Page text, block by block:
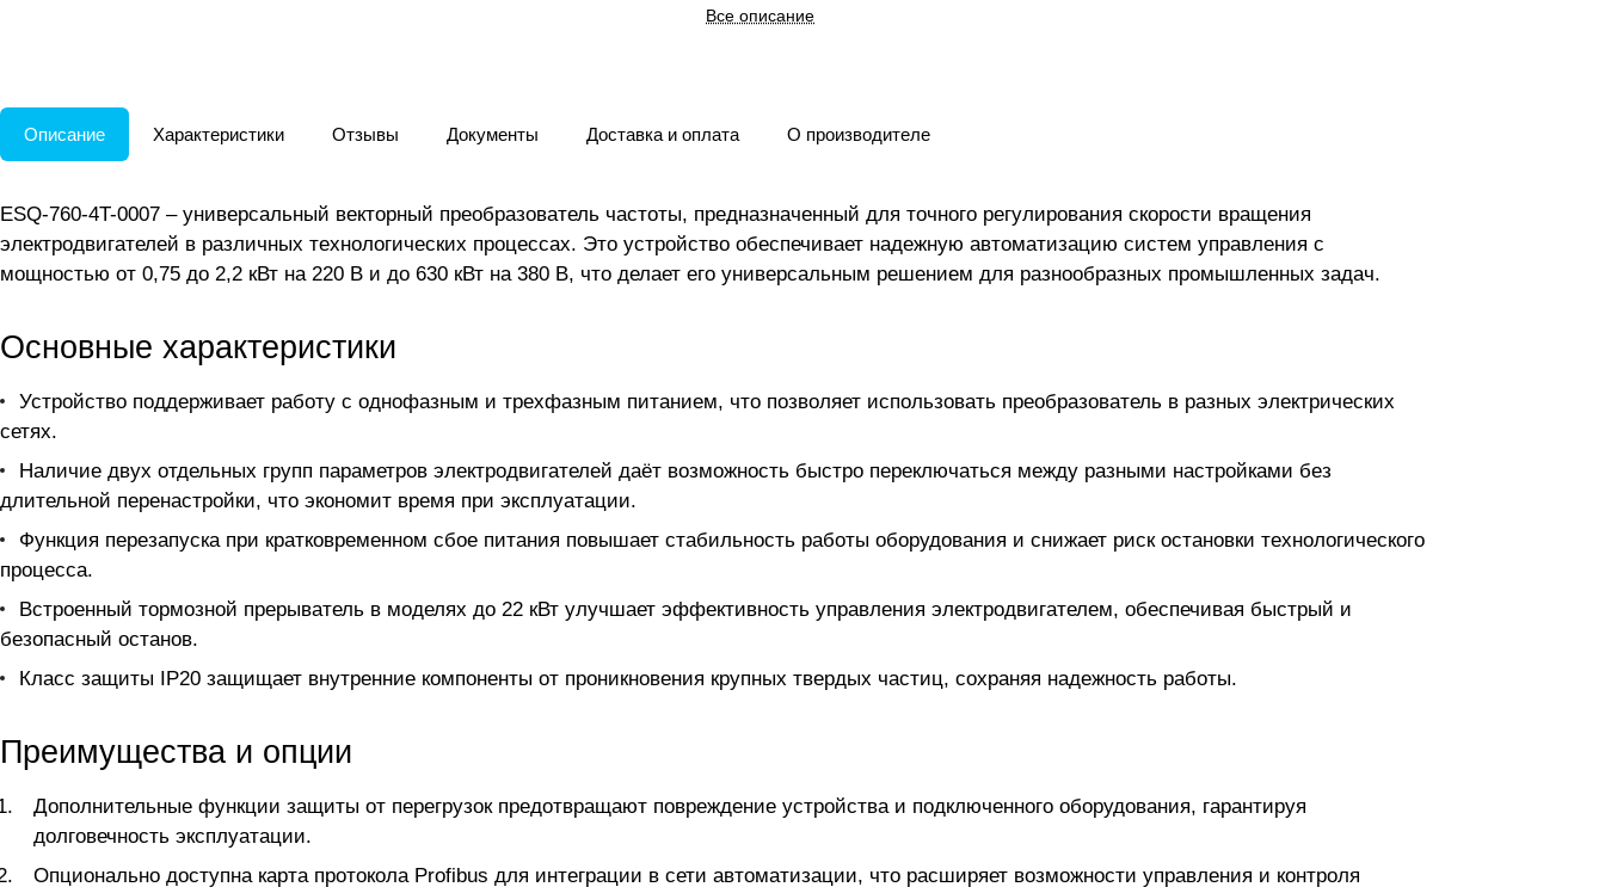
Все описание
Описание Характеристики Отзывы Документы Доставка и оплата О производителе
ESQ-760-4T-0007 – универсальный векторный преобразователь частоты, предназначенный для точного регулирования скорости вращения
электродвигателей в различных технологических процессах. Это устройство обеспечивает надежную автоматизацию систем управления с
мощностью от 0,75 до 2,2 кВт на 220 В и до 630 кВт на 380 В, что делает его универсальным решением для разнообразных промышленных задач.
Основные характеристики
Устройство поддерживает работу с однофазным и трехфазным питанием, что позволяет использовать преобразователь в разных электрических
сетях.
Наличие двух отдельных групп параметров электродвигателей даёт возможность быстро переключаться между разными настройками без
длительной перенастройки, что экономит время при эксплуатации.
Функция перезапуска при кратковременном сбое питания повышает стабильность работы оборудования и снижает риск остановки технологического
процесса.
Встроенный тормозной прерыватель в моделях до 22 кВт улучшает эффективность управления электродвигателем, обеспечивая быстрый и
безопасный останов.
Класс защиты IP20 защищает внутренние компоненты от проникновения крупных твердых частиц, сохраняя надежность работы.
Преимущества и опции
Дополнительные функции защиты от перегрузок предотвращают повреждение устройства и подключенного оборудования, гарантируя
долговечность эксплуатации.
Опционально доступна карта протокола Profibus для интеграции в сети автоматизации, что расширяет возможности управления и контроля